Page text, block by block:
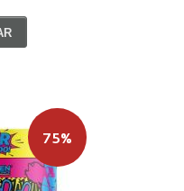
75%